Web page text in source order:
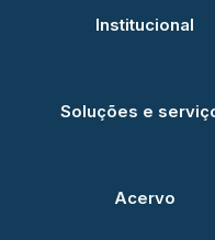
Institucional
Soluções e
Acervo